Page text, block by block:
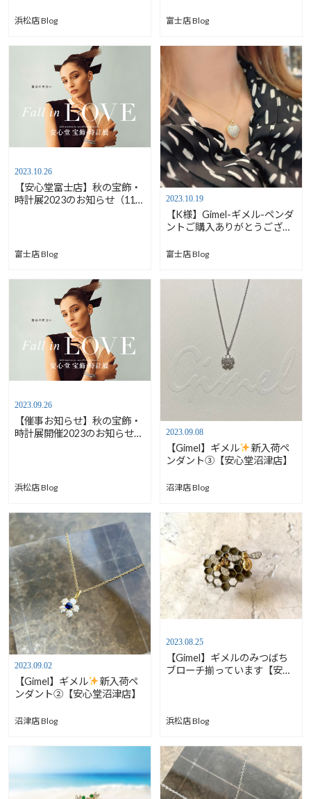
浜松店 Blog
店】
富士店 Blog
2023.10.26
【安心堂富士店】秋の宝飾・
時計展2023のお知らせ（11月
富士店 Blog
2023.10.19
【K様】Gimel-ギメル-ペンダ
ントご購入ありがとうござい
士店】
富士店 Blog
2023.09.26
【催事お知らせ】秋の宝飾・
時計展開催2023のお知らせ
浜松店 Blog
2023.09.08
【Gimel】ギメル
新入荷ペ
ンダント③【安心堂沼津店】
沼津店 Blog
2023.09.02
【Gimel】ギメル
新入荷ペ
ンダント②【安心堂沼津店】
沼津店 Blog
2023.08.25
【Gimel】ギメルのみつばち
ブローチ揃っています【安心
浜松店 Blog